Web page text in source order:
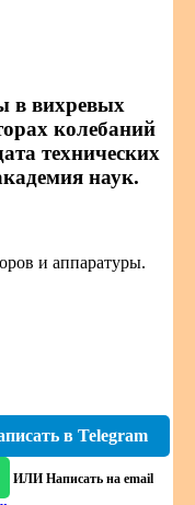
в вихревых
колебаний
технических
наук.
и аппаратуры.
в Telegram
ИЛИ Написать на email